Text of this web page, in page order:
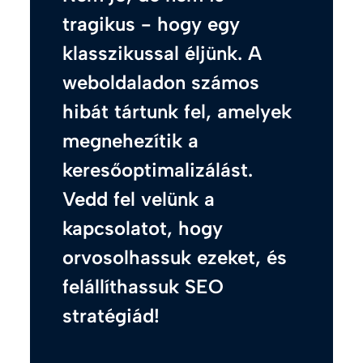
tragikus - hogy egy
klasszikussal éljünk. A
weboldaladon számos
hibát tártunk fel, amelyek
megnehezítik a
keresőoptimalizálást.
Vedd fel velünk a
kapcsolatot, hogy
orvosolhassuk ezeket, és
felállíthassuk SEO
stratégiád!